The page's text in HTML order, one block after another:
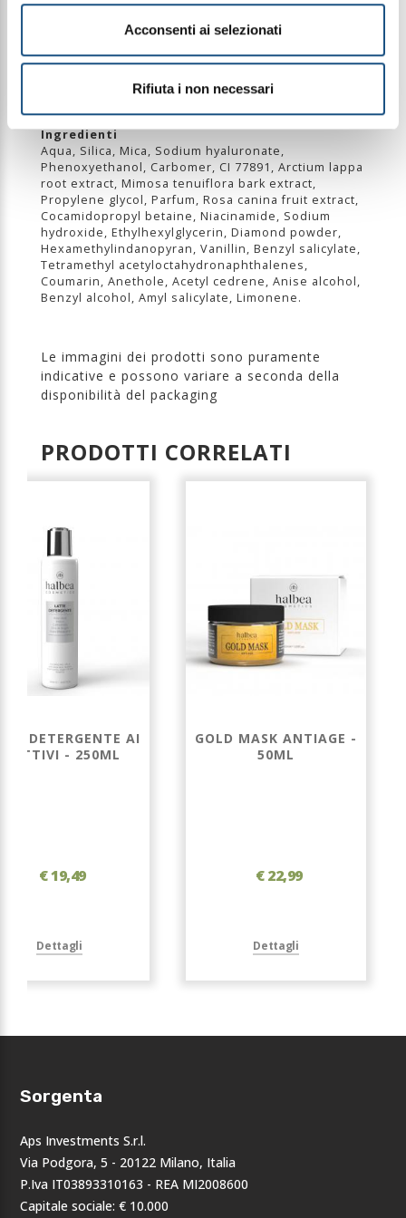
Acconsenti ai selezionati
Rifiuta i non necessari
tamponare il viso senza strofinare.
Utilizzare 1-2 volte a settimana, in base al proprio
tipo di pelle, per una pelle visibilmente più liscia,
luminosa e levigata.
Ingredienti
Aqua, Silica, Mica, Sodium hyaluronate,
Phenoxyethanol, Carbomer, CI 77891, Arctium lappa
root extract, Mimosa tenuiflora bark extract,
Propylene glycol, Parfum, Rosa canina fruit extract,
Cocamidopropyl betaine, Niacinamide, Sodium
hydroxide, Ethylhexylglycerin, Diamond powder,
Hexamethylindanopyran, Vanillin, Benzyl salicylate,
Tetramethyl acetyloctahydronaphthalenes,
Coumarin, Anethole, Acetyl cedrene, Anise alcohol,
Benzyl alcohol, Amyl salicylate, Limonene.
Le immagini dei prodotti sono puramente
indicative e possono variare a seconda della
disponibilità del packaging
PRODOTTI CORRELATI
DETERGENTE AI
ATTIVI - 250ML
€ 19,49
Dettagli
GOLD MASK ANTIAGE -
50ML
€ 22,99
Dettagli
Sorgenta
Aps Investments S.r.l.
Via Podgora, 5 - 20122 Milano, Italia
P.Iva IT03893310163 - REA MI2008600
Capitale sociale: € 10.000